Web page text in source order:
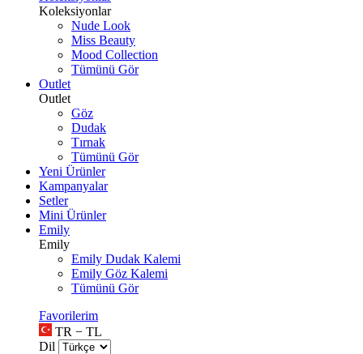
Koleksiyonlar
Nude Look
Miss Beauty
Mood Collection
Tümünü Gör
Outlet
Outlet
Göz
Dudak
Tırnak
Tümünü Gör
Yeni Ürünler
Kampanyalar
Setler
Mini Ürünler
Emily
Emily
Emily Dudak Kalemi
Emily Göz Kalemi
Tümünü Gör
Favorilerim
TR − TL
Dil